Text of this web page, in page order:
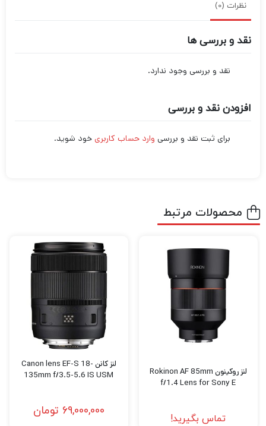
نظرات (0)
نقد و بررسی ها
نقد و بررسی وجود ندارد.
افزودن نقد و بررسی
برای ثبت نقد و بررسی وارد حساب کاربری خود شوید.
محصولات مرتبط
لنز روکینون Rokinon AF 85mm
f/1.4 Lens for Sony E
تماس بگیرید!
لنز کانن Canon lens EF-S 18-
135mm f/3.5-5.6 IS USM
69,000,000 تومان